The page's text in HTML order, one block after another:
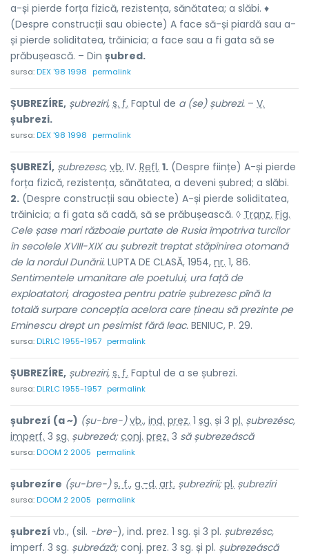
a-și pierde forța fizică, rezistența, sănătatea; a slăbi. ♦
(Despre construcții sau obiecte) A face să-și piardă sau a-
și pierde soliditatea, trăinicia; a face sau a fi gata să se
prăbușească. – Din șubred.
sursa:DEX '98 1998 permalink
ȘUBREZÍRE, șubreziri, s. f. Faptul de a (se) șubrezi. – V.
șubrezi.
sursa:DEX '98 1998 permalink
ȘUBREZÍ, șubrezesc, vb. IV. Refl. 1. (Despre ființe) A-și pierde
forța fizică, rezistența, sănătatea, a deveni șubred; a slăbi.
2. (Despre construcții sau obiecte) A-și pierde soliditatea,
trăinicia; a fi gata să cadă, să se prăbușească. ◊ Tranz. Fig.
Cele șase mari războaie purtate de Rusia împotriva turcilor
în secolele XVIII-XIX au șubrezit treptat stăpînirea otomană
de la nordul Dunării. LUPTA DE CLASĂ, 1954, nr. 1, 86.
Sentimentele umanitare ale poetului, ura față de
exploatatori, dragostea pentru patrie șubrezesc pînă la
totală surpare concepția acelora care țineau să prezinte pe
Eminescu drept un pesimist fără leac. BENIUC, P. 29.
sursa:DLRLC 1955-1957 permalink
ȘUBREZÍRE, șubreziri, s. f. Faptul de a se șubrezi.
sursa:DLRLC 1955-1957 permalink
șubrezí (a ~) (șu-bre-) vb., ind. prez. 1 sg. și 3 pl. șubrezésc,
imperf. 3 sg. șubrezeá; conj. prez. 3 să șubrezeáscă
sursa:DOOM 2 2005 permalink
șubrezíre (șu-bre-) s. f., g.-d. art. șubrezírii; pl. șubrezíri
sursa:DOOM 2 2005 permalink
șubrezí vb., (sil. -bre-), ind. prez. 1 sg. și 3 pl. șubrezésc,
imperf. 3 sg. șubreáză;conj. prez. 3 sg. și pl. șubrezeáscă